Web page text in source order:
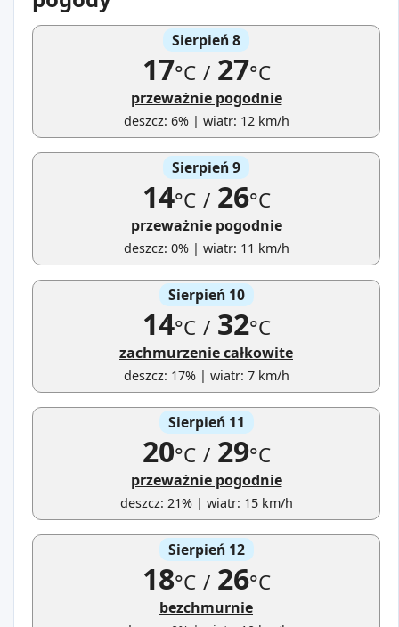
Sierpień 8
17°C /27°C
przeważnie pogodnie
deszcz: 6% | wiatr: 12 km/h
Sierpień 9
14°C /26°C
przeważnie pogodnie
deszcz: 0% | wiatr: 11 km/h
Sierpień 10
14°C /32°C
zachmurzenie całkowite
deszcz: 17% | wiatr: 7 km/h
Sierpień 11
20°C /29°C
przeważnie pogodnie
deszcz: 21% | wiatr: 15 km/h
Sierpień 12
18°C /26°C
bezchmurnie